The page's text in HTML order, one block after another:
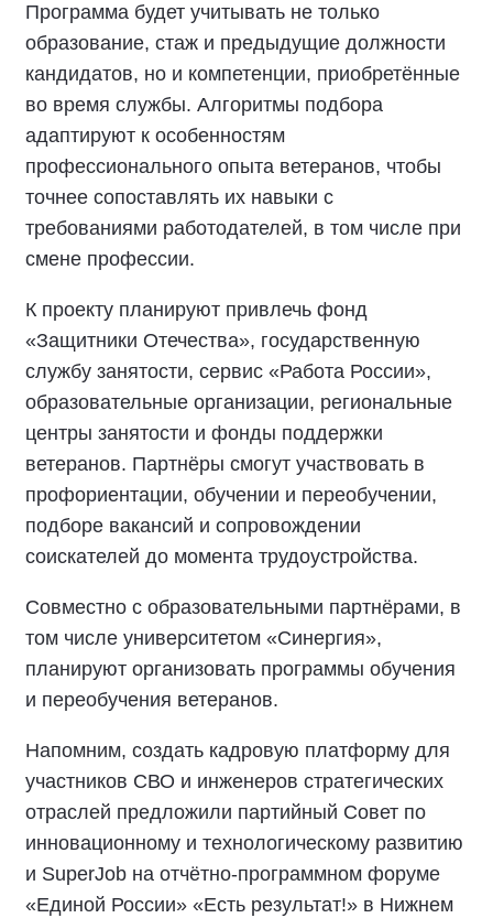
Программа будет учитывать не только
образование, стаж и предыдущие должности
кандидатов, но и компетенции, приобретённые
во время службы. Алгоритмы подбора
адаптируют к особенностям
профессионального опыта ветеранов, чтобы
точнее сопоставлять их навыки с
требованиями работодателей, в том числе при
смене профессии.
К проекту планируют привлечь фонд
«Защитники Отечества», государственную
службу занятости, сервис «Работа России»,
образовательные организации, региональные
центры занятости и фонды поддержки
ветеранов. Партнёры смогут участвовать в
профориентации, обучении и переобучении,
подборе вакансий и сопровождении
соискателей до момента трудоустройства.
Совместно с образовательными партнёрами, в
том числе университетом «Синергия»,
планируют организовать программы обучения
и переобучения ветеранов.
Напомним, создать кадровую платформу для
участников СВО и инженеров стратегических
отраслей предложили партийный Совет по
инновационному и технологическому развитию
и SuperJob на отчётно-программном форуме
«Единой России» «Есть результат!» в Нижнем